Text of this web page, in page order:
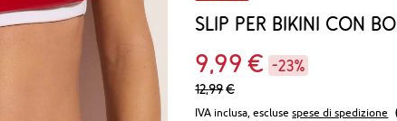
Slip per bikini con
9 99 € -23%
12,99€
IVA inclusa, escluse spese di spedizione